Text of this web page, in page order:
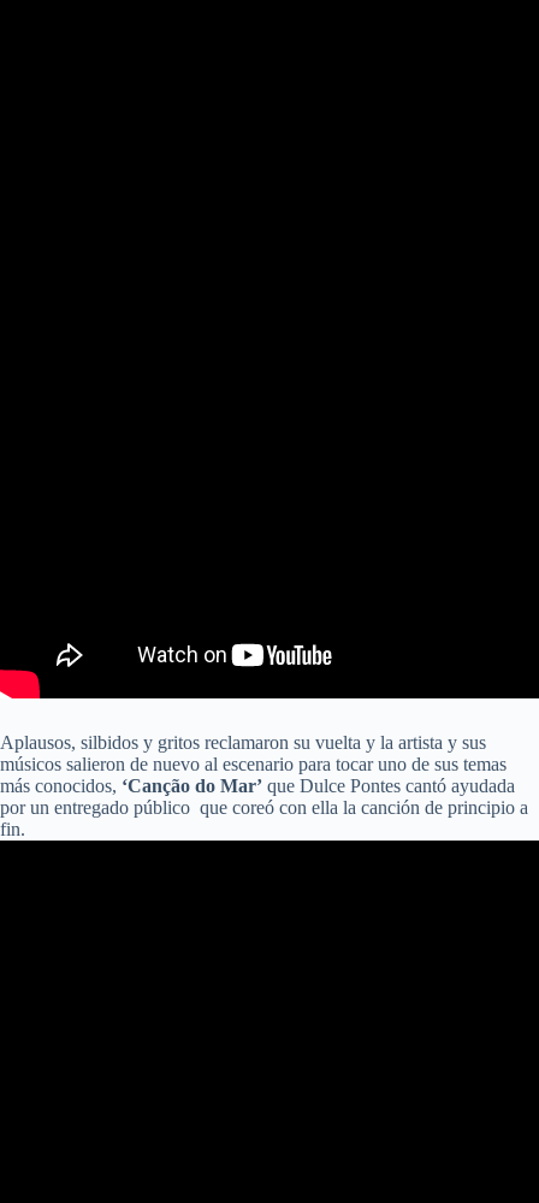
Aplausos, silbidos y gritos reclamaron su vuelta y la artista y sus
músicos salieron de nuevo al escenario para tocar uno de sus temas
más conocidos, ‘Canção do Mar’ que Dulce Pontes cantó ayudada
por un entregado público que coreó con ella la canción de principio a
fin.